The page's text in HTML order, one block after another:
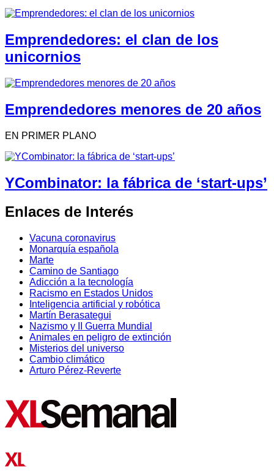
Emprendedores: el clan de los
unicornios
Emprendedores menores de 20 años
EN PRIMER PLANO
YCombinator: la fábrica de ‘start-ups’
Enlaces de Interés
Vacuna coronavirus
Monarquía española
Marte
Camino de Santiago
Adicción a la tecnología
Racismo en Estados Unidos
Inteligencia artificial y robótica
Martín Berasategui
Nazismo y II Guerra Mundial
Animales en peligro de extinción
Misterios del universo
Cambio climático
Arturo Pérez-Reverte